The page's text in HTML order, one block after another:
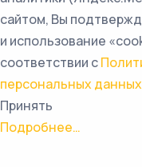
сайтом, Вы
и использование
соответствии с
персональных данных
Принять
Подробнее…